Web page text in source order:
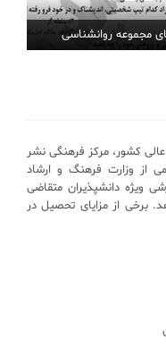
مجموعه روانشناسی
کشور، مرکز فرهنگی نشر
از وزارت فرهنگ و ارشاد
ویژه دانشپذیران متقاضی
برخی از مزایای تحصیل در